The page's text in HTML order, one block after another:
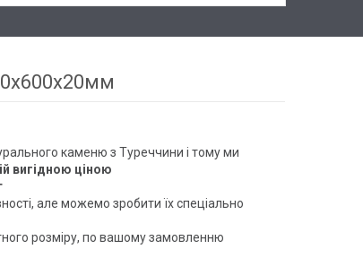
каменю з Туреччини і тому ми
вигідною ціною
але можемо зробити їх спеціально
розміру, по вашому замовленню